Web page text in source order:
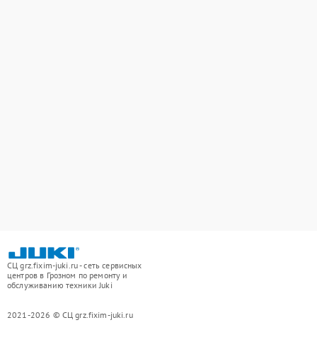
СЦ grz.fixim-juki.ru - сеть сервисных
центров в Грозном по ремонту и
обслуживанию техники Juki
2021-2026 © СЦ grz.fixim-juki.ru